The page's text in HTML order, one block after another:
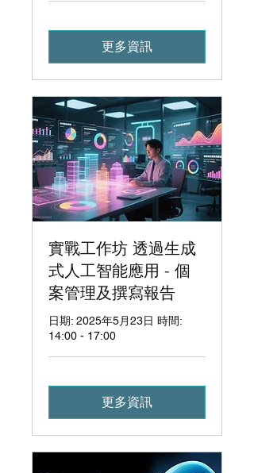
更多資訊
實戰工作坊 透過生成
式人工智能應用 - 個
案管理及撰寫報告
日期: 2025年5月23日 時間:
14:00 - 17:00
更多資訊